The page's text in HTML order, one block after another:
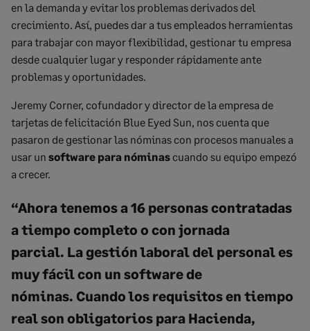
en la demanda y evitar los problemas derivados del
crecimiento. Así, puedes dar a tus empleados herramientas
para trabajar con mayor flexibilidad, gestionar tu empresa
desde cualquier lugar y responder rápidamente ante
problemas y oportunidades.
Jeremy Corner, cofundador y director de la empresa de
tarjetas de felicitación Blue Eyed Sun, nos cuenta que
pasaron de gestionar las nóminas con procesos manuales a
usar un software para nóminas cuando su equipo empezó
a crecer.
“Ahora tenemos a 16 personas contratadas
a tiempo completo o con jornada
parcial. La gestión laboral del personal es
muy fácil con un software de
nóminas. Cuandolos requisitos en tiempo
real son obligatorios para Hacienda,